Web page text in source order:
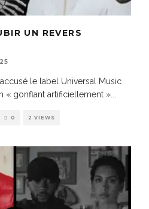
UN REVERS
le label Universal Music
« gonflant artificiellement »...
0 2 VIEWS